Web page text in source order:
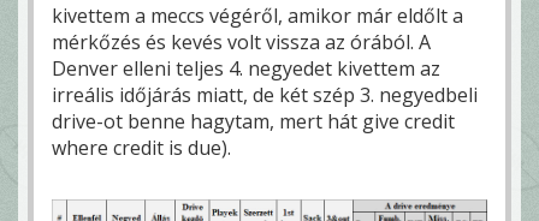
kivettem a meccs végéről, amikor már eldőlt a
mérkőzés és kevés volt vissza az órából. A
Denver elleni teljes 4. negyedet kivettem az
irreális időjárás miatt, de két szép 3. negyedbeli
drive-ot benne hagytam, mert hát give credit
where credit is due).